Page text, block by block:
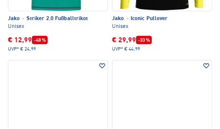
Jako · Striker 2.0 Fußballtrikot
Unisex
€ 12,99 -48 %
UVP* € 24,99
Jako · Iconic Pullover
Unisex
€ 29,99 -33 %
UVP* € 44,99